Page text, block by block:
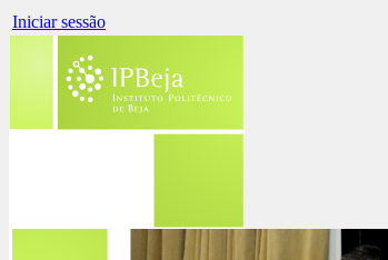
Iniciar sessão